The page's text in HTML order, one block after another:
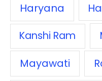
Haryana
Kanshi Ram
Mayawati